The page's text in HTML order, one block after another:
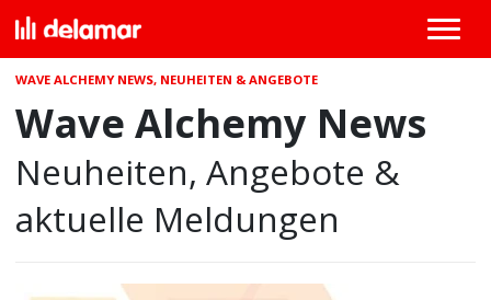
WAVE ALCHEMY NEWS, NEUHEITEN & ANGEBOTE
Wave Alchemy News
Neuheiten, Angebote &
aktuelle Meldungen